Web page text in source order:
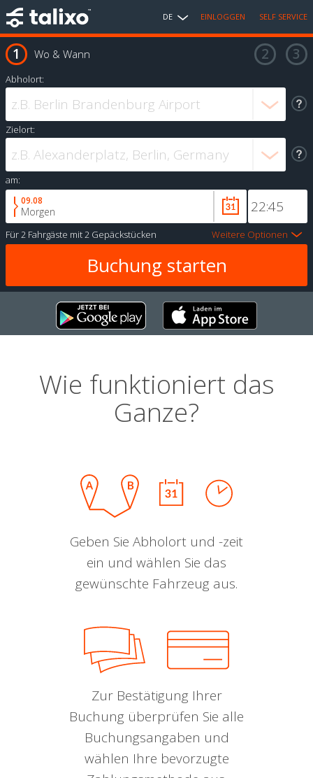
DE EINLOGGEN SELF SERVICE
Wo & Wann
Abholort:
Zielort:
am:
09.08
Morgen
Für2 Fahrgäste mit2 Gepäckstücken Weitere Optionen
Wie funktioniert das
Ganze?
Geben Sie Abholort und -zeit
ein und wählen Sie das
gewünschte Fahrzeug aus.
Zur Bestätigung Ihrer
Buchung überprüfen Sie alle
Buchungsangaben und
wählen Ihre bevorzugte